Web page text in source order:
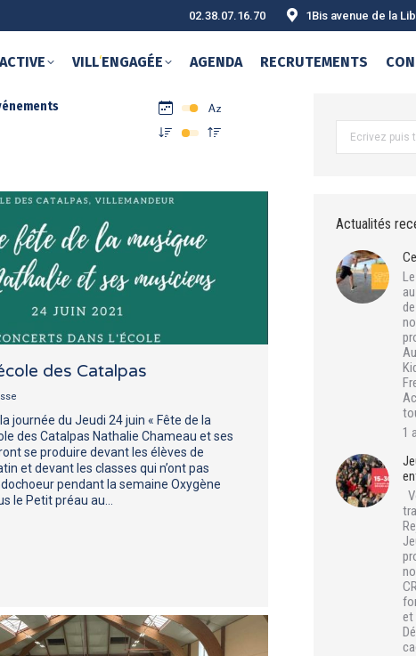
02.38.07.16.70 1Bis avenue de la
VILL‘ENGAGÉE AGENDA RECRUTEMENTS
des Catalpas
journée du Jeudi 24 juin « Fête de la
des Catalpas Nathalie Chameau et ses
se produire devant les élèves de
et devant les classes qui n’ont pas
pendant la semaine Oxygène
le Petit préau au…
Actualités
1
et